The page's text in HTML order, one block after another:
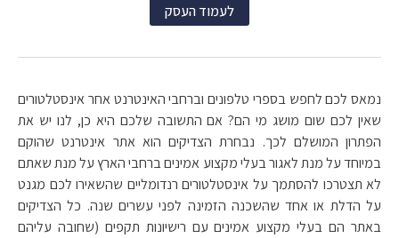
לעמוד העסק
נמאס לכם לחפש בספרי טלפונים וברחבי האינטרנט אחר אינסטלטורים
שאין לכם שום מושג מי הם? אם התשובה שלכם היא כן, לנו יש את
הפתרון המושלם לכך. נבחרת הצדיקים הוא אתר אינטרנט שהוקם
במיוחד על מנת לאגור בעלי מקצוע אמינים ברחבי הארץ על מנת שאתם
לא תצטרכו להסתמך על אינסטלטורים רנדומליים שהשאירו לכם מגנט
על הדלת או אחד שהשכנה הזמינה לפני עשרים שנה. כל הצדיקים
באתר הם בעלי מקצוע אמינים עם רישיונות תקפים (שחובה עליהם